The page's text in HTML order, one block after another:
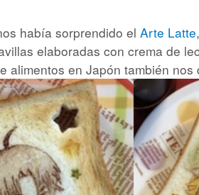
había sorprendido el Arte Latte
elaboradas con crema de
alimentos en Japón también